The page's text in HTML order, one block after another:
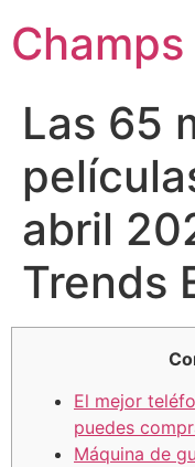
Las 65
abril
Trends
El mejor
puedes
Máquina de